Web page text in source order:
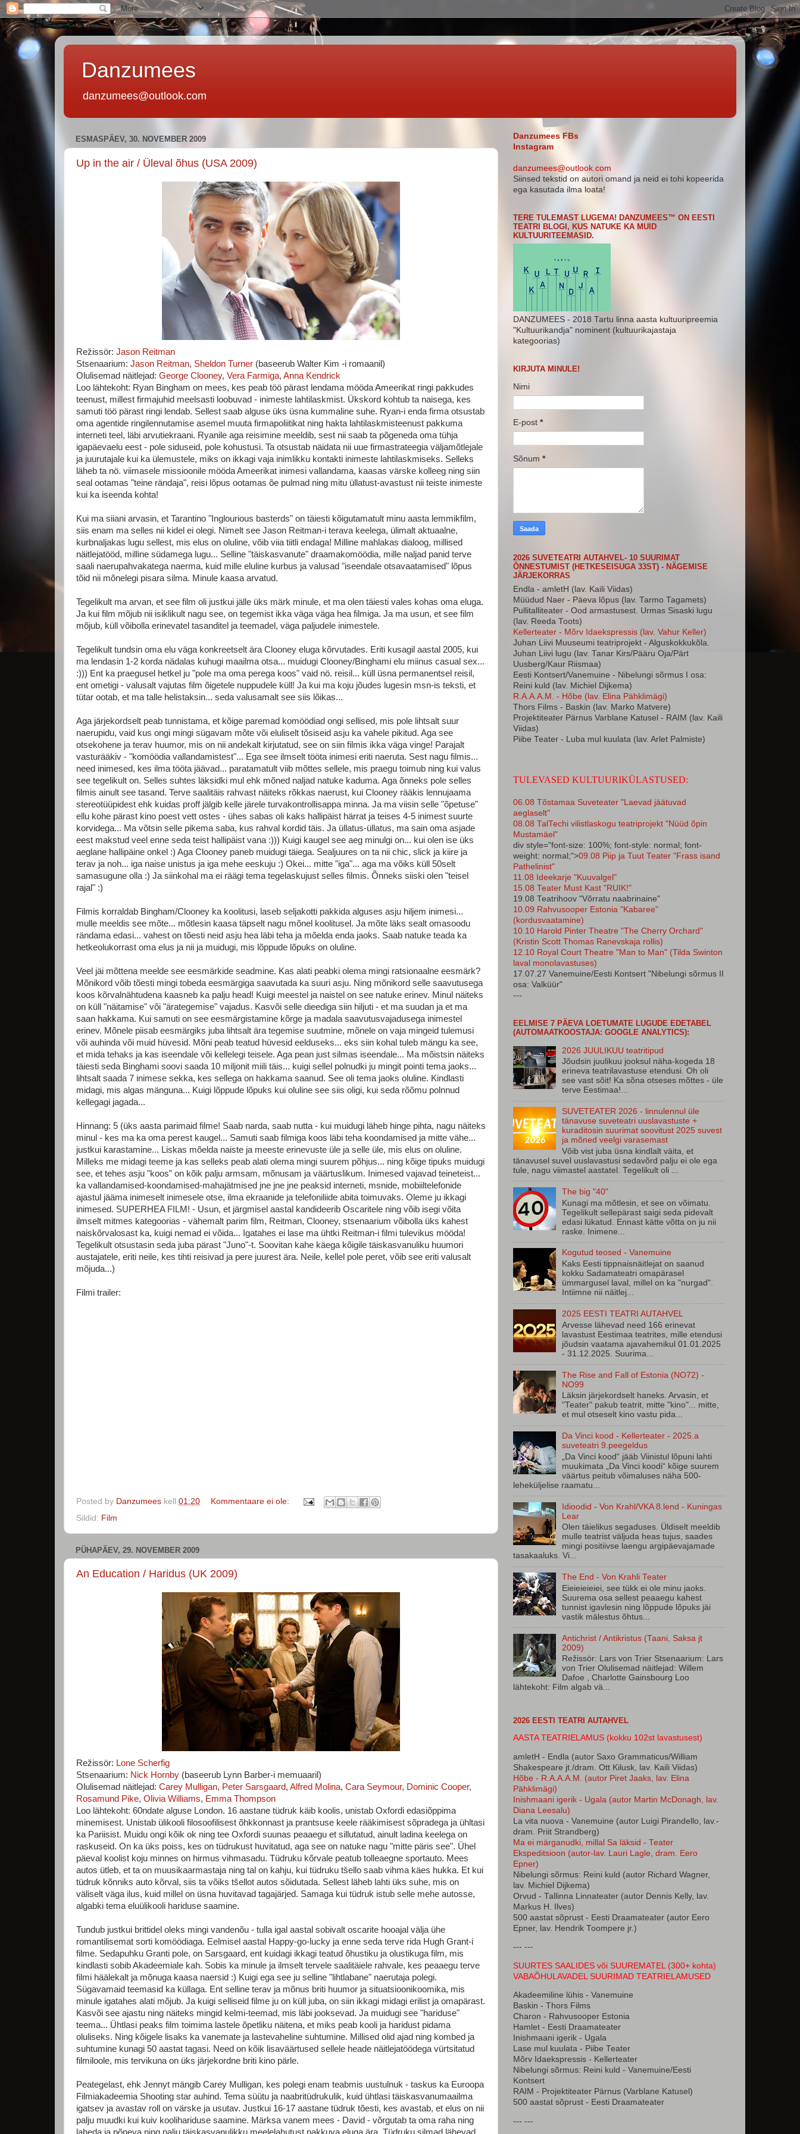
Danzumees
danzumees@outlook.com
ESMASPÄEV, 30. NOVEMBER 2009
Up in the air / Üleval õhus (USA 2009)
Režissör: Jason Reitman
Stsenaarium: Jason Reitman, Sheldon Turner (baseerub Walter Kim -i romaanil)
Olulisemad näitlejad: George Clooney, Vera Farmiga, Anna Kendrick
Loo lähtekoht: Ryan Bingham on mees, kes peab töö pärast lendama mööda Ameerikat ringi pakkudes
teenust, millest firmajuhid meelsasti loobuvad - inimeste lahtilaskmist. Ükskord kohtub ta naisega, kes
samuti töö pärast ringi lendab. Sellest saab alguse üks üsna kummaline suhe. Ryan-i enda firma otsustab
oma agentide ringilennutamise asemel muuta firmapoliitikat ning hakta lahtilaskmisteenust pakkuma
interneti teel, läbi arvutiekraani. Ryanile aga reisimine meeldib, sest nii saab ta põgeneda oma tühja
igapäevaelu eest - pole siduseid, pole kohustusi. Ta otsustab näidata nii uue firmastrateegia väljamõtlejale
ja juurutajale kui ka ülemustele, miks on ikkagi vaja inimlikku kontakti inimeste lahtilaskmiseks. Selleks
läheb ta nö. viimasele missioonile mööda Ameerikat inimesi vallandama, kaasas värske kolleeg ning siin
seal ootamas "teine rändaja", reisi lõpus ootamas õe pulmad ning mitu üllatust-avastust nii teiste inimeste
kui ka iseenda kohta!
Kui ma siiani arvasin, et Tarantino "Inglourious basterds" on täiesti kõigutamatult minu aasta lemmikfilm,
siis enam ma selles nii kidel ei olegi. Nimelt see Jason Reitman-i terava keelega, ülimalt aktuaalne,
kurbnaljakas lugu sellest, mis elus on oluline, võib viia tiitli endaga! Milline mahlakas dialoog, millised
näitlejatööd, milline südamega lugu... Selline "täiskasvanute" draamakomöödia, mille naljad panid terve
saali naerupahvakatega naerma, kuid mille eluline kurbus ja valusad "iseendale otsavaatamised" lõpus
tõid nii mõnelegi pisara silma. Minule kaasa arvatud.
Tegelikult ma arvan, et see film oli justkui jälle üks märk minule, et ma olen täiesti vales kohas oma eluga.
Ja kui film mõjub nii isiklikult nagu see, on tegemist ikka väga väga hea filmiga. Ja ma usun, et see film
mõjub, küll võibolla erinevatel tasanditel ja teemadel, väga paljudele inimestele.
Tegelikult tundsin oma elu väga konkreetselt ära Clooney eluga kõrvutades. Eriti kusagil aastal 2005, kui
ma lendasin 1-2 korda nädalas kuhugi maailma otsa... muidugi Clooney/Binghami elu miinus casual sex...
:))) Ent ka praegusel hetkel ju "pole ma oma perega koos" vaid nö. reisil... küll üsna permanentsel reisil,
ent ometigi - valusalt vajutas film õigetele nuppudele küll! Ja kui ma koju jõudes lugesin msn-is teksti, et
tütar ootab, et ma talle helistaksin... seda valusamalt see siis lõikas...
Aga järjekordselt peab tunnistama, et kõige paremad komöödiad ongi sellised, mis pole lihtsalt suur
naerupidu, vaid kus ongi mingi sügavam mõte või eluliselt tõsiseid asju ka vahele pikitud. Aga see
otsekohene ja terav huumor, mis on nii andekalt kirjutatud, see on siin filmis ikka väga vinge! Parajalt
vasturääkiv - "komöödia vallandamistest"... Ega see ilmselt tööta inimesi eriti naeruta. Sest nagu filmis...
need inimesed, kes ilma tööta jäävad... paratamatult viib mõttes sellele, mis praegu toimub ning kui valus
see tegelikult on. Selles suhtes läksidki mul ehk mõned naljad natuke kaduma. Aga õnneks pole selles
filmis ainult see tasand. Terve saalitäis rahvast näiteks rõkkas naerust, kui Clooney rääkis lennujaama
stereotüüpidest ehk kuidas proff jälgib kelle järele turvakontrollisappa minna. Ja ma viisin selle "õpetuse"
ellu kohe pärast kino poest vett ostes - ühes sabas oli kaks hallipäist härrat ja teises 4-5 inimest suurte
korvidega... Ma võtsin selle pikema saba, kus rahval kordid täis. Ja üllatus-üllatus, ma sain oma asjade
eest makstud veel enne seda teist hallipäist vana :))) Kuigi kaugel see aeg minulgi on... kui olen ise üks
aeglane hallipäine onkel :) Aga Clooney paneb muidugi täiega. Sealjuures on ta nii chic, slick ja kiire ja
terav ja noh... iga naise unistus ja iga mehe eeskuju :) Okei... mitte "iga"... aga ma võiks küll 50selt
samasugune olla :) Ja siinkohal ma ei räägi tema tegelaskujust selles filmis. Õnneks siiski olen "teisel
rajal" :)
Filmis korraldab Bingham/Clooney ka koolitusi, laseb seljakotti pakkida alguses asju hiljem inimesi...
mulle meeldis see mõte... mõtlesin kaasa täpselt nagu mõnel koolitusel. Ja mõte läks sealt omasoodu
rändama edasi... vahest on tõesti neid asju hea läbi teha ja mõelda enda jaoks. Saab natuke teada ka
hetkeolukorrast oma elus ja nii ja muidugi, mis lõppude lõpuks on oluline.
Veel jäi mõttena meelde see eesmärkide seadmine. Kas alati peabki olema mingi ratsionaalne eesmärk?
Mõnikord võib tõesti mingi tobeda eesmärgiga saavutada ka suuri asju. Ning mõnikord selle saavutusega
koos kõrvalnähtudena kaasneb ka palju head! Kuigi meestel ja naistel on see natuke erinev. Minul näiteks
on küll "näitamise" või "ärategemise" vajadus. Kasvõi selle dieediga siin hiljuti - et ma suudan ja et ma
saan hakkama. Kui samuti on see eesmärgistamine kõrge ja madala saavutusvajadusega inimestel
erinev. Mõnele piisab eesmärgiks juba lihtsalt ära tegemise suutmine, mõnele on vaja mingeid tulemusi
või auhinda või muid hüvesid. Mõni peab teatud hüvesid eelduseks... eks siin kohal tuleb mängu ka see,
et mida tehaks ja kas iseendale või kellelegi teisele. Aga pean just silmas iseendale... Ma mõistsin näiteks
täiesti seda Binghami soovi saada 10 miljonit miili täis... kuigi sellel polnudki ju mingit pointi tema jaoks...
lihtsalt saada 7 inimese sekka, kes sellega on hakkama saanud. See oli tema jaoks oluline. Kindlasti
midagi, mis algas mänguna... Kuigi lõppude lõpuks kui oluline see siis oligi, kui seda rõõmu polnnud
kellegagi jagada...
Hinnang: 5 (üks aasta parimaid filme! Saab narda, saab nutta - kui muidugi läheb hinge pihta, nagu näiteks
minul - kes ma ka oma perest kaugel... Samuti saab filmiga koos läbi teha koondamised ja mitte vähe...
justkui karastamine... Liskas mõelda naiste ja meeste erinevuste üle ja selle üle, mis elus on oluline.
Milleks me midagi teeme ja kas selleks peab alati olema mingi suurem põhjus... ning kõige tipuks muidugi
see, et tehes asju "koos" on kõik palju armsam, mõnusam ja väärtuslikum. Inimesed vajavad teineteist...
ka vallandamised-koondamised-mahajätmised jne jne jne peaksid interneti, msnide, mobiiltelefonide
ajastul jääma inimeselt inimesele otse, ilma ekraanide ja telefoniliide abita toimuvaks. Oleme ju ikkagi
inimesed. SUPERHEA FILM! - Usun, et järgmisel aastal kandideerib Oscaritele ning võib isegi võita
ilmselt mitmes kategoorias - vähemalt parim film, Reitman, Clooney, stsenaarium võibolla üks kahest
naiskõrvalosast ka, kuigi nemad ei võida... Igatahes ei lase ma ühtki Reitman-i filmi tulevikus mööda!
Tegelikult otsustasin seda juba pärast "Juno"-t. Soovitan kahe käega kõigile täiskasvanuliku huumori
austajatele, eriti neile, kes tihti reisivad ja pere juurest ära. Neile, kellel pole peret, võib see eriti valusalt
mõjuda...)
Filmi trailer:
Posted by Danzumees kell 01:20
Kommentaare ei ole:
Sildid: Film
PÜHAPÄEV, 29. NOVEMBER 2009
An Education / Haridus (UK 2009)
Režissör: Lone Scherfig
Stsenaarium: Nick Hornby (baseerub Lynn Barber-i memuaaril)
Olulisemad näitlejad: Carey Mulligan, Peter Sarsgaard, Alfred Molina, Cara Seymour, Dominic Cooper,
Rosamund Pike, Olivia Williams, Emma Thompson
Loo lähtekoht: 60ndate alguse London. 16 aastane tüdruk käib koolis, unistab Oxfordi edasiõppima
minemisest. Unistab ülikooli filosoofilisest õhkkonnast ja prantsuse keele rääkimisest sõpradega ja ühltasi
ka Pariisist. Muidu ongi kõik ok ning tee Oxfordi suunas peaaegu et sillutatud, ainult ladina keelega on
raskuseid. On ka üks poiss, kes on tüdrukust huvitatud, aga see on natuke nagu "mitte päris see". Ühel
päeval koolist koju minnes on hirmus vihmasadu. Tüdruku kõrvale peatub tolleaegne sportauto. Mees
autos ütleb, et ta on muusikaarmastaja ning tal on kahju, kui tüdruku tšello saab vihma käes hukka. Et kui
tüdruk kõnniks auto kõrval, siis ta võiks tšellot autos sõidutada. Sellest läheb lahti üks suhe, mis on
väliselt väga ilus, kuid millel on üsna huvitavad tagajärjed. Samaga kui tüdruk istub selle mehe autosse,
algabki tema eluülikooli hariduse saamine.
Tundub justkui brittidel oleks mingi vandenõu - tulla igal aastal sobivalt oscarite hooajal välja ühe
romantilisemat sorti komöödiaga. Eelmisel aastal Happy-go-lucky ja enne seda terve rida Hugh Grant-i
filme. Sedapuhku Granti pole, on Sarsgaard, ent kuidagi ikkagi teatud õhustiku ja olustikuga film, mis
kindlasti sobib Akadeemiale kah. Sobis ka minule ja ilmselt tervele saalitäiele rahvale, kes peaaegu terve
filmi häälekalt ja mõnuga kaasa naersid :) Kuigi ega see ju selline "lihtlabane" naerutaja polegi.
Sügavamaid teemasid ka küllaga. Ent selline terav ja mõnus briti huumor ja situatsioonikoomika, mis
minule igatahes alati mõjub. Ja kuigi selliseid filme ju on küll juba, on siin ikkagi midagi erilist ja omapärast.
Kasvõi see ajastu ning näiteks mingid kelmi-teemad, mis läbi jooksevad. Ja muidugi see "hariduse"
teema... Ühtlasi peaks film toimima lastele õpetliku näitena, et miks peab kooli ja haridust pidama
oluliseks. Ning kõigele lisaks ka vanemate ja lastevaheline suhtumine. Millised olid ajad ning kombed ja
suhtumine kunagi 50 aastat tagasi. Need on kõik lisaväärtused sellele heade näitlejatöödega vürtsitatud
filmiloole, mis tervikuna on üks järjekordne briti kino pärle.
Peategelast, ehk Jennyt mängib Carey Mulligan, kes polegi enam teabmis uustulnuk - taskus ka Euroopa
Filmiakadeemia Shooting star auhind. Tema süütu ja naabritüdrukulik, kuid ühtlasi täiskasvanumaailma
igatsev ja avastav roll on värske ja usutav. Justkui 16-17 aastane tüdruk tõesti, kes avastab, et elus on nii
palju muudki kui kuiv koolihariduse saamine. Märksa vanem mees - David - võrgutab ta oma raha ning
Danzumees FBs
Instagram
danzumees@outlook.com
Siinsed tekstid on autori omand ja neid ei tohi kopeerida
ega kasutada ilma loata!
TERE TULEMAST LUGEMA! DANZUMEES™ ON EESTI
TEATRI BLOGI, KUS NATUKE KA MUID
KULTUURITEEMASID.
DANZUMEES - 2018 Tartu linna aasta kultuuripreemia
"Kultuurikandja" nominent (kultuurikajastaja
kategoorias)
KIRJUTA MINULE!
Nimi
E-post *
Sõnum *
2026 SUVETEATRI AUTAHVEL- 10 SUURIMAT
ÕNNESTUMIST (HETKESEISUGA 33ST) - NÄGEMISE
JÄRJEKORRAS
Endla - amletH (lav. Kaili Viidas)
Müüdud Naer - Päeva lõpus (lav. Tarmo Tagamets)
Pullitalliteater - Ood armastusest. Urmas Sisaski lugu
(lav. Reeda Toots)
Kellerteater - Mõrv Idaekspressis (lav. Vahur Keller)
Juhan Liivi Muuseumi teatriprojekt - Alguskokkukõla.
Juhan Liivi lugu (lav. Tanar Kirs/Pääru Oja/Pärt
Uusberg/Kaur Riismaa)
Eesti Kontsert/Vanemuine - Nibelungi sõrmus I osa:
Reini kuld (lav. Michiel Dijkema)
R.A.A.A.M. - Hõbe (lav. Elina Pähklimägi)
Thors Films - Baskin (lav. Marko Matvere)
Projektiteater Pärnus Varblane Katusel - RAIM (lav. Kaili
Viidas)
Piibe Teater - Luba mul kuulata (lav. Arlet Palmiste)
TULEVASED KULTUURIKÜLASTUSED:
06.08 Tõstamaa Suveteater "Laevad jäätuvad
aeglaselt"
08.08 TalTechi vilistlaskogu teatriprojekt "Nüüd õpin
Mustamäel"
div style="font-size: 100%; font-style: normal; font-
weight: normal;">09.08 Piip ja Tuut Teater "Frass isand
Pathelinist"
11.08 Ideekarje "Kuuvalgel"
15.08 Teater Must Kast "RUIK!"
19.08 Teatrihoov "Võrratu naabrinaine"
10.09 Rahvusooper Estonia "Kabaree"
(kordusvaatamine)
10.10 Harold Pinter Theatre "The Cherry Orchard"
(Kristin Scott Thomas Ranevskaja rollis)
12.10 Royal Court Theatre "Man to Man" (Tilda Swinton
laval monolavastuses)
17.07.27 Vanemuine/Eesti Kontsert "Nibelungi sõrmus II
osa: Valküür"
---
EELMISE 7 PÄEVA LOETUMATE LUGUDE EDETABEL
(AUTOMAATKOOSTAJA: GOOGLE ANALYTICS):
2026 JUULIKUU teatritipud
Jõudsin juulikuu jooksul näha-kogeda 18
erineva teatrilavastuse etendusi. Oh oli
see vast sõit! Ka sõna otseses mõttes - üle
terve Eestimaa!...
SUVETEATER 2026 - linnulennul üle
tänavuse suveteatri uuslavastuste +
kuraditosin suurimat soovitust 2025 suvest
ja mõned veelgi varasemast
Võib vist juba üsna kindlalt väita, et
tänavusel suvel uuslavastusi sedavõrd palju ei ole ega
tule, nagu viimastel aastatel. Tegelikult oli ...
The big "40"
Kunagi ma mõtlesin, et see on võimatu.
Tegelikult sellepärast saigi seda pidevalt
edasi lükatud. Ennast kätte võtta on ju nii
raske. Inimene...
Kogutud teosed - Vanemuine
Kaks Eesti tippnaisnäitlejat on saanud
kokku Sadamateatri omapärasel
ümmargusel laval, millel on ka "nurgad".
Intiimne nii näitlej...
2025 EESTI TEATRI AUTAHVEL
Arvesse lähevad need 166 erinevat
lavastust Eestimaa teatrites, mille etendusi
jõudsin vaatama ajavahemikul 01.01.2025
- 31.12.2025. Suurima...
The Rise and Fall of Estonia (NO72) -
NO99
Läksin järjekordselt haneks. Arvasin, et
"Teater" pakub teatrit, mitte "kino"... mitte,
et mul otseselt kino vastu pida...
Da Vinci kood - Kellerteater - 2025.a
suveteatri 9.peegeldus
„Da Vinci kood“ jääb Viinistul lõpuni lahti
muukimata „Da Vinci koodi“ kõige suurem
väärtus peitub võimaluses näha 500-
leheküljelise raamatu...
Idioodid - Von Krahl/VKA 8.lend - Kuningas
Lear
Olen täielikus segaduses. Üldiselt meeldib
mulle teatrist väljuda heas tujus, saades
mingi positiivse laengu argipäevajamade
tasakaaluks. Vi...
The End - Von Krahli Teater
Eieieieieiei, see tükk ei ole minu jaoks.
Suurema osa sellest peaaegu kahest
tunnist igavlesin ning lõppude lõpuks jäi
vastik mälestus õhtus...
Antichrist / Antikristus (Taani, Saksa jt
2009)
Režissör: Lars von Trier Stsenaarium: Lars
von Trier Olulisemad näitlejad: Willem
Dafoe , Charlotte Gainsbourg Loo
lähtekoht: Film algab vä...
2026 EESTI TEATRI AUTAHVEL
AASTA TEATRIELAMUS (kokku 102st lavastusest)
amletH - Endla (autor Saxo Grammaticus/William
Shakespeare jt./dram. Ott Kilusk, lav. Kaili Viidas)
Hõbe - R.A.A.A.M. (autor Piret Jaaks, lav. Elina
Pähklimägi)
Inishmaani igerik - Ugala (autor Martin McDonagh, lav.
Diana Leesalu)
La vita nuova - Vanemuine (autor Luigi Pirandello, lav.-
dram. Priit Strandberg)
Ma ei märganudki, millal Sa läksid - Teater
Ekspeditsioon (autor-lav. Lauri Lagle, dram. Eero
Epner)
Nibelungi sõrmus: Reini kuld (autor Richard Wagner,
lav. Michiel Dijkema)
Orvud - Tallinna Linnateater (autor Dennis Kelly, lav.
Markus H. Ilves)
500 aastat sõprust - Eesti Draamateater (autor Eero
Epner, lav. Hendrik Toompere jr.)
--- ---
SUURTES SAALIDES või SUUREMATEL (300+ kohta)
VABAÕHULAVADEL SUURIMAD TEATRIELAMUSED
Akadeemiline lühis - Vanemuine
Baskin - Thors Films
Charon - Rahvusooper Estonia
Hamlet - Eesti Draamateater
Inishmaani igerik - Ugala
Lase mul kuulata - Piibe Teater
Mõrv Idaekspressis - Kellerteater
Nibelungi sõrmus: Reini kuld - Vanemuine/Eesti
Kontsert
RAIM - Projektiteater Pärnus (Varblane Katusel)
500 aastat sõprust - Eesti Draamateater
--- ---